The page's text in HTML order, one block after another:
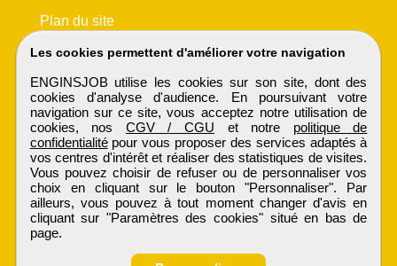
Les cookies permettent d'améliorer votre navigation
ENGINSJOB utilise les cookies sur son site, dont des
cookies d'analyse d'audience. En poursuivant votre
navigation sur ce site, vous acceptez notre utilisation de
cookies, nos CGV / CGU et notre politique de
confidentialitépour vous proposer des services adaptés à
vos centres d'intérêt et réaliser des statistiques de visites.
Vous pouvez choisir de refuser ou de personnaliser vos
choix en cliquant sur le bouton "Personnaliser". Par
ailleurs, vous pouvez à tout moment changer d'avis en
cliquant sur "Paramètres des cookies" situé en bas de
page.
Plan du site